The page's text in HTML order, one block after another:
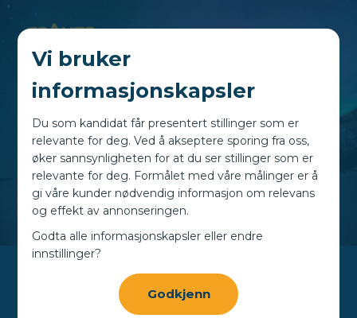
Vi bruker
informasjonskapsler
Du som kandidat får presentert stillinger som er
relevante for deg. Ved å akseptere sporing fra oss,
øker sannsynligheten for at du ser stillinger som er
relevante for deg. Formålet med våre målinger er å
gi våre kunder nødvendig informasjon om relevans
og effekt av annonseringen.
Godta alle informasjonskapsler eller endre
innstillinger?
Godkjenn